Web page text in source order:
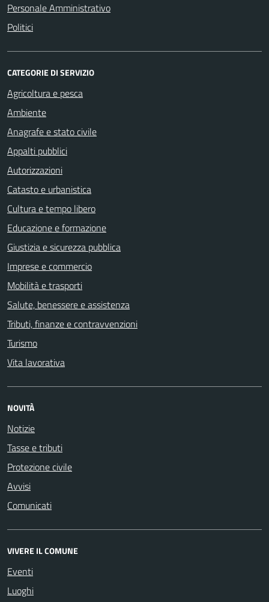
Personale Amministrativo
Politici
CATEGORIE DI SERVIZIO
Agricoltura e pesca
Ambiente
Anagrafe e stato civile
Appalti pubblici
Autorizzazioni
Catasto e urbanistica
Cultura e tempo libero
Educazione e formazione
Giustizia e sicurezza pubblica
Imprese e commercio
Mobilità e trasporti
Salute, benessere e assistenza
Tributi, finanze e contravvenzioni
Turismo
Vita lavorativa
NOVITÀ
Notizie
Tasse e tributi
Protezione civile
Avvisi
Comunicati
VIVERE IL COMUNE
Eventi
Luoghi